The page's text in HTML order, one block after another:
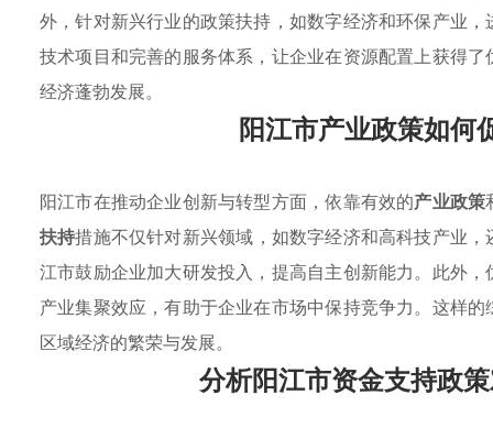
外，针对新兴行业的政策扶持，如数字经济和环保产业，
技术项目和完善的服务体系，让企业在资源配置上获得
经济蓬勃发展。
阳江市产业政策如何
阳江市在推动企业创新与转型方面，依靠有效的产业政策
扶持措施不仅针对新兴领域，如数字经济和高科技产业
江市鼓励企业加大研发投入，提高自主创新能力。此外
产业集聚效应，有助于企业在市场中保持竞争力。这样
区域经济的繁荣与发展。
分析阳江市资金支持政